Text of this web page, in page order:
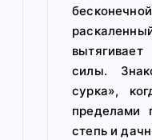
силы.
сурка»,
пределами
степь и